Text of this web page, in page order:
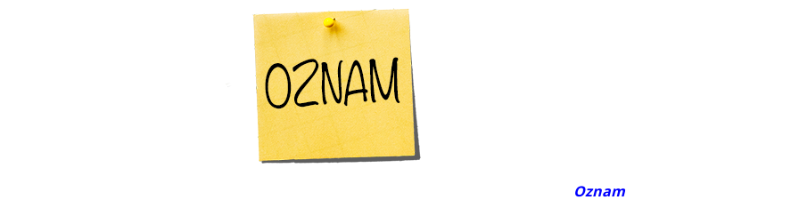
Oznam